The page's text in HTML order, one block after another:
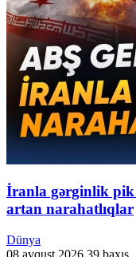
İranla gərginlik pik
artan narahatlıqlar
Dünya
08 avqust 2026 39 baxış